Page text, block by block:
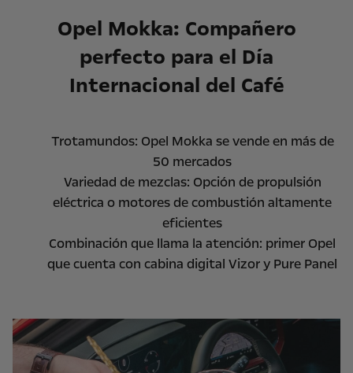
Opel Mokka: Compañero
perfecto para el Día
Internacional del Café
Trotamundos: Opel Mokka se vende en más de
50 mercados
Variedad de mezclas: Opción de propulsión
eléctrica o motores de combustión altamente
eficientes
Combinación que llama la atención: primer Opel
que cuenta con cabina digital Vizor y Pure Panel